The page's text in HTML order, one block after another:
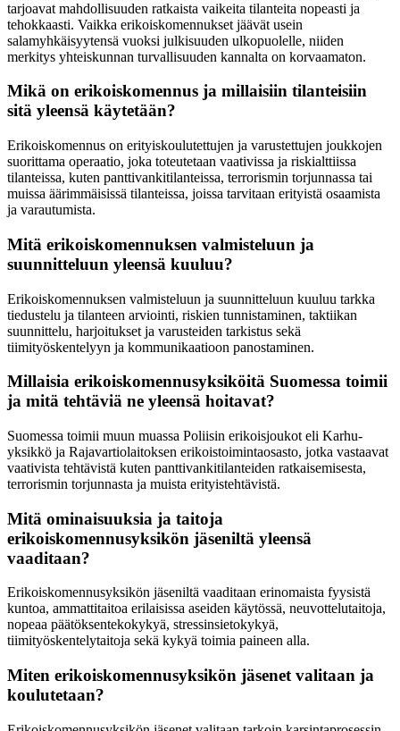
tarjoavat mahdollisuuden ratkaista vaikeita tilanteita nopeasti ja
tehokkaasti. Vaikka erikoiskomennukset jäävät usein
salamyhkäisyytensä vuoksi julkisuuden ulkopuolelle, niiden
merkitys yhteiskunnan turvallisuuden kannalta on korvaamaton.
Mikä on erikoiskomennus ja millaisiin tilanteisiin
sitä yleensä käytetään?
Erikoiskomennus on erityiskoulutettujen ja varustettujen joukkojen
suorittama operaatio, joka toteutetaan vaativissa ja riskialttiissa
tilanteissa, kuten panttivankitilanteissa, terrorismin torjunnassa tai
muissa äärimmäisissä tilanteissa, joissa tarvitaan erityistä osaamista
ja varautumista.
Mitä erikoiskomennuksen valmisteluun ja
suunnitteluun yleensä kuuluu?
Erikoiskomennuksen valmisteluun ja suunnitteluun kuuluu tarkka
tiedustelu ja tilanteen arviointi, riskien tunnistaminen, taktiikan
suunnittelu, harjoitukset ja varusteiden tarkistus sekä
tiimityöskentelyyn ja kommunikaatioon panostaminen.
Millaisia erikoiskomennusyksiköitä Suomessa toimii
ja mitä tehtäviä ne yleensä hoitavat?
Suomessa toimii muun muassa Poliisin erikoisjoukot eli Karhu-
yksikkö ja Rajavartiolaitoksen erikoistoimintaosasto, jotka vastaavat
vaativista tehtävistä kuten panttivankitilanteiden ratkaisemisesta,
terrorismin torjunnasta ja muista erityistehtävistä.
Mitä ominaisuuksia ja taitoja
erikoiskomennusyksikön jäseniltä yleensä
vaaditaan?
Erikoiskomennusyksikön jäseniltä vaaditaan erinomaista fyysistä
kuntoa, ammattitaitoa erilaisissa aseiden käytössä, neuvottelutaitoja,
nopeaa päätöksentekokykyä, stressinsietokykyä,
tiimityöskentelytaitoja sekä kykyä toimia paineen alla.
Miten erikoiskomennusyksikön jäsenet valitaan ja
koulutetaan?